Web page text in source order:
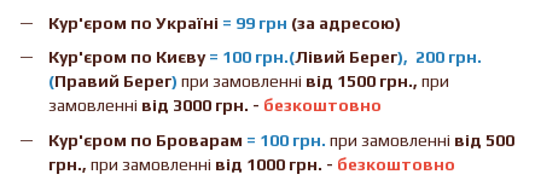
Кур'єром по Україні = 99 грн (за адресою)
Кур'єром по Києву= 100 грн.(Лівий Берег), 200 грн.
(Правий Берег) при замовленні від 1500 грн., при
замовленні від 3000 грн. - безкоштовно
Кур'єром по Броварам = 100 грн. при замовленні від 500
грн., при замовленні від 1000 грн. - безкоштовно